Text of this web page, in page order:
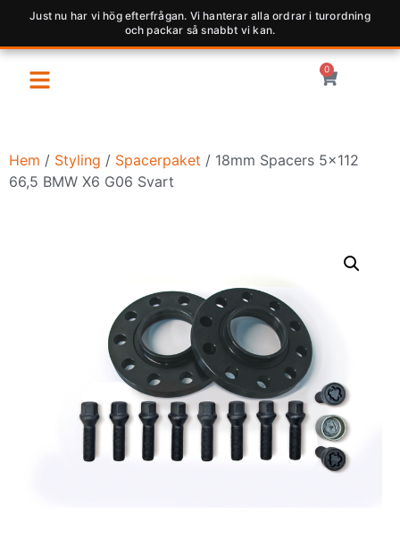
Just nu har vi hög efterfrågan. Vi hanterar alla ordrar i turordning
och packar så snabbt vi kan.
0
Hem / Styling / Spacerpaket / 18mm Spacers 5×112
66,5 BMW X6 G06 Svart